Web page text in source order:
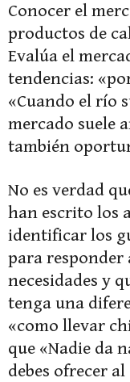
Conocer el
productos de
Evalúa el
tendencias:
«Cuando el río
mercado suele
también
No es verdad
han escrito los
identificar los
para responder
necesidades y
tenga una
«como llevar
que «Nadie da
debes ofrecer